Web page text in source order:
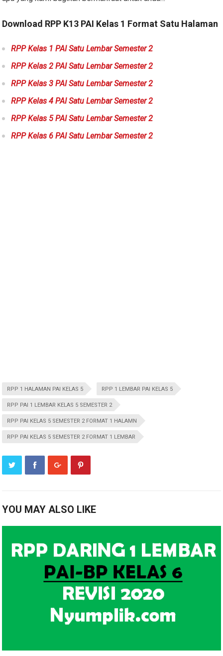
Download RPP K13 PAI Kelas 1 Format Satu Halaman
RPP Kelas 1 PAI Satu Lembar Semester 2
RPP Kelas 2 PAI Satu Lembar Semester 2
RPP Kelas 3 PAI Satu Lembar Semester 2
RPP Kelas 4 PAI Satu Lembar Semester 2
RPP Kelas 5 PAI Satu Lembar Semester 2
RPP Kelas 6 PAI Satu Lembar Semester 2
RPP 1 HALAMAN PAI KELAS 5 RPP 1 LEMBAR PAI KELAS 5
RPP PAI 1 LEMBAR KELAS 5 SEMESTER 2
RPP PAI KELAS 5 SEMESTER 2 FORMAT 1 HALAMN
RPP PAI KELAS 5 SEMESTER 2 FORMAT 1 LEMBAR
YOU MAY ALSO LIKE